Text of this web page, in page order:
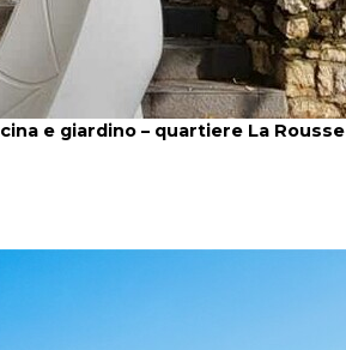
e giardino – quartiere La Rousse